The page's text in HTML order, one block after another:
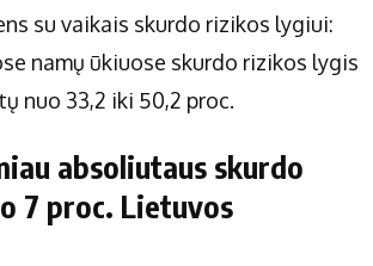
su vaikais skurdo rizikos lygiui:
namų ūkiuose skurdo rizikos lygis
nuo 33,2 iki 50,2 proc.
absoliutaus skurdo
7 proc. Lietuvos